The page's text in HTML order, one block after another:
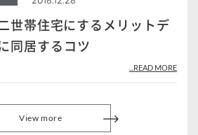
帯住宅にするメリットデ
同居するコツ
...READ MORE
View more